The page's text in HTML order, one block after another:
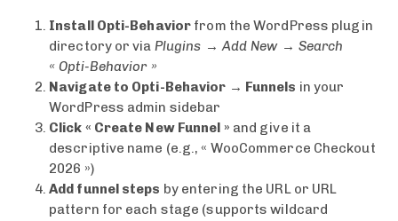
Install Opti-Behavior from the WordPress plugin
directory or via Plugins → Add New → Search
« Opti-Behavior »
Navigate to Opti-Behavior → Funnels in your
WordPress admin sidebar
Click « Create New Funnel » and give it a
descriptive name (e.g., « WooCommerce Checkout
2026 »)
Add funnel steps by entering the URL or URL
pattern for each stage (supports wildcard